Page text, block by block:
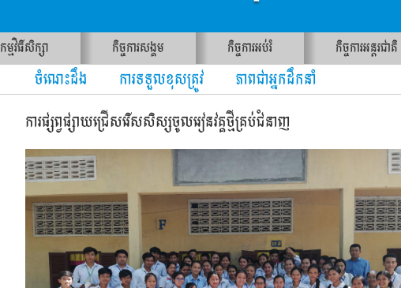
កម្មវិធីសិក្សា កិច្ចការសង្គម កិច្ចការអប់រំ កិច្ចការអន្តរជាតិ
ចំណេះដឹង ការទទួលខុសត្រូវ ភាពជាអ្នកដឹកនាំ
ការផ្សព្វផ្សាយជ្រើសរើសសិស្សចូលរៀនវគ្គថ្មីគ្រប់ជំនាញ